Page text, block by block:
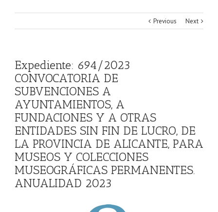
Previous Next
Expediente: 694/2023
CONVOCATORIA DE
SUBVENCIONES A
AYUNTAMIENTOS, A
FUNDACIONES Y A OTRAS
ENTIDADES SIN FIN DE LUCRO, DE
LA PROVINCIA DE ALICANTE, PARA
MUSEOS Y COLECCIONES
MUSEOGRÁFICAS PERMANENTES.
ANUALIDAD 2023